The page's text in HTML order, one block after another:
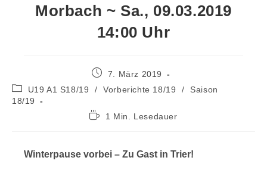
Morbach ~ Sa., 09.03.2019
14:00 Uhr
7. März 2019
U19 A1 S18/19
/ Vorberichte 18/19 /
Saison
18/19
1 Min. Lesedauer
Winterpause vorbei – Zu Gast in Trier!